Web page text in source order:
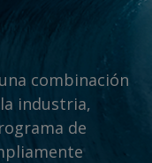
combinación
industria,
de